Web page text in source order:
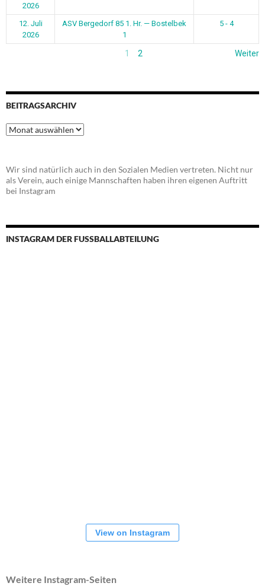
2026
12. Juli
2026
ASV Bergedorf 85 1. Hr. — Bostelbek
1
5 - 4
1 2 Weiter
BEITRAGSARCHIV
Beitragsarchiv
Wir sind natürlich auch in den Sozialen Medien vertreten. Nicht nur
als Verein, auch einige Mannschaften haben ihren eigenen Auftritt
bei Instagram
INSTAGRAM DER FUSSBALLABTEILUNG
View on Instagram
Weitere Instagram-Seiten